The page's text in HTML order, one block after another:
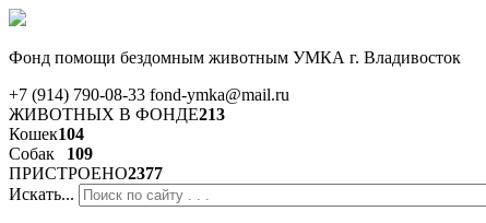
Фонд помощи бездомным животным УМКА г. Владивосток
+7 (914) 790-08-33 fond-ymka@mail.ru
ЖИВОТНЫХ В ФОНДЕ213
Кошек104
Собак
109
ПРИСТРОЕНО2377
Искать...